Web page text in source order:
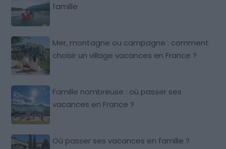
famille
Mer, montagne ou campagne : comment
choisir un village vacances en France ?
Famille nombreuse : où passer ses
vacances en France ?
Où passer ses vacances en famille ?